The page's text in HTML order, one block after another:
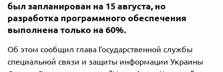
был запланирован на 15 августа, но
разработка программного обеспечения
выполнена только на 60%.
Об этом сообщил глава Государственной службы
специальной связи и защиты информации Украины